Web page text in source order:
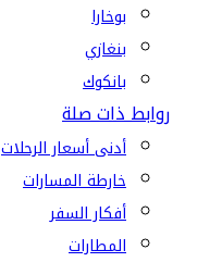
بوخارا
بنغازي
بانكوك
روابط ذات صلة
أدنى أسعار الرحلات
خارطة المسارات
أفكار السفر
المطارات